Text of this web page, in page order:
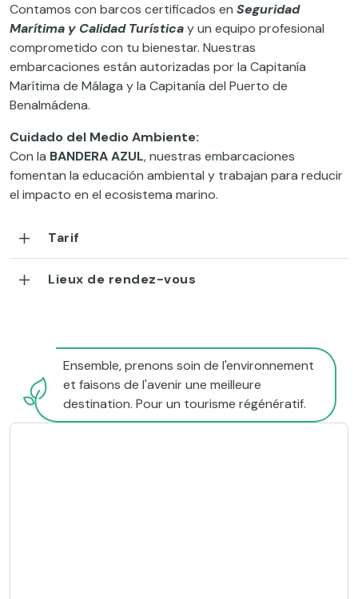
Contamos con barcos certificados en Seguridad
Marítima y Calidad Turísticay un equipo profesional
comprometido con tu bienestar. Nuestras
embarcaciones están autorizadas por la Capitanía
Marítima de Málaga y la Capitanía del Puerto de
Benalmádena.
Cuidado del Medio Ambiente:
Con la BANDERA AZUL, nuestras embarcaciones
fomentan la educación ambiental y trabajan para reducir
el impacto en el ecosistema marino.
Tarif
Lieux de rendez-vous
Ensemble, prenons soin de l'environnement
et faisons de l'avenir une meilleure
destination. Pour un tourisme régénératif.